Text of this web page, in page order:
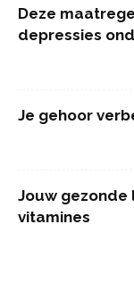
Deze
depressies
Je gehoor
Jouw
vitamines